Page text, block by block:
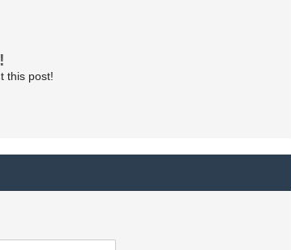
this post!